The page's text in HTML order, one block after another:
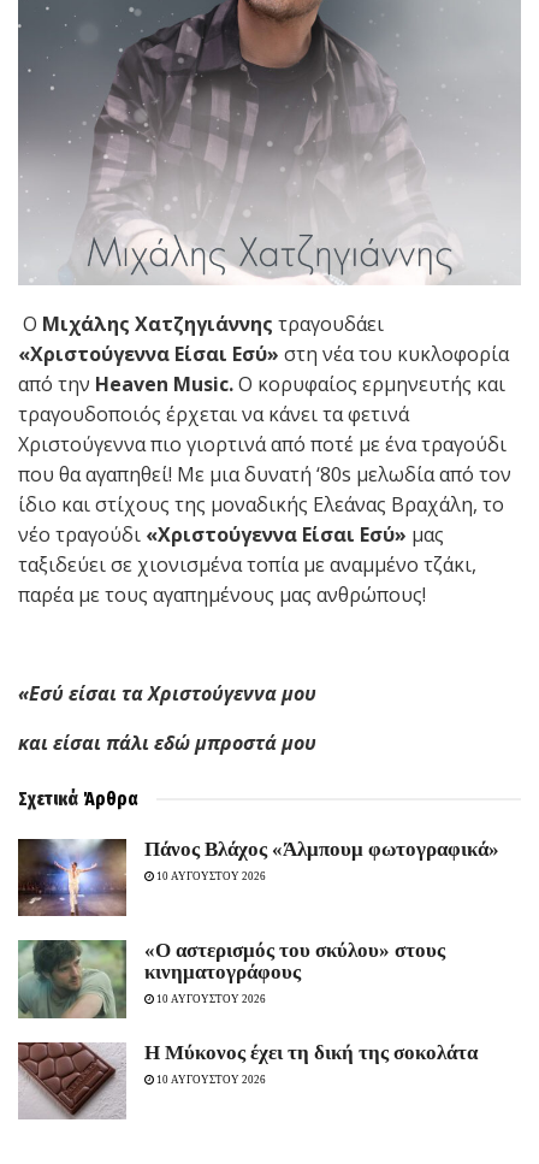
Ο Μιχάλης Χατζηγιάννης τραγουδάει
«Χριστούγεννα Είσαι Εσύ» στη νέα του κυκλοφορία
από την Heaven Music.Ο κορυφαίος ερμηνευτής και
τραγουδοποιός έρχεται να κάνει τα φετινά
Χριστούγεννα πιο γιορτινά από ποτέ με ένα τραγούδι
που θα αγαπηθεί! Με μια δυνατή ‘80s μελωδία από τον
ίδιο και στίχους της μοναδικής Ελεάνας Βραχάλη, το
νέο τραγούδι «Χριστούγεννα Είσαι Εσύ» μας
ταξιδεύει σε χιονισμένα τοπία με αναμμένο τζάκι,
παρέα με τους αγαπημένους μας ανθρώπους!
«Εσύ είσαι τα Χριστούγεννα μου
και είσαι πάλι εδώ μπροστά μου
Σχετικά Άρθρα
Πάνος Βλάχος «Άλμπουμ φωτογραφικά»
10 ΑΥΓΟΥΣΤΟΥ 2026
«Ο αστερισμός του σκύλου» στους
κινηματογράφους
10 ΑΥΓΟΥΣΤΟΥ 2026
Η Μύκονος έχει τη δική της σοκολάτα
10 ΑΥΓΟΥΣΤΟΥ 2026